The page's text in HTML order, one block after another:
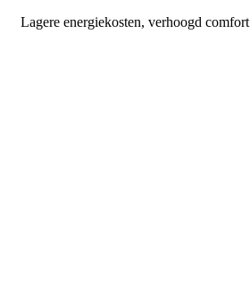
Lagere energiekosten, verhoogd comfort